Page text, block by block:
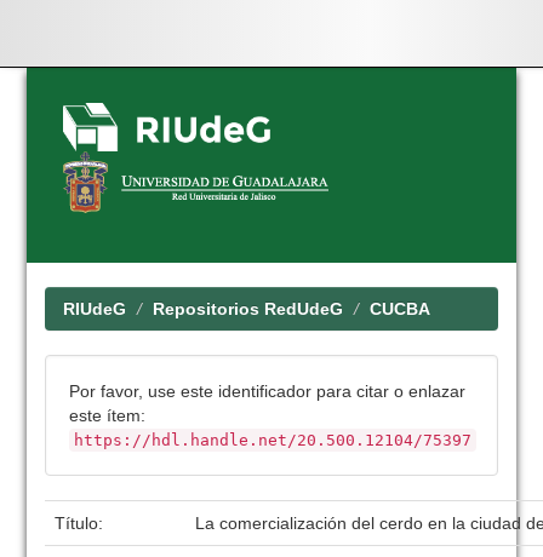
Skip
navigation
RIUdeG Repositorios RedUdeG CUCBA
Por favor, use este identificador para citar o enlazar
este ítem:
https://hdl.handle.net/20.500.12104/75397
Título: La comercialización del cerdo en la ciudad